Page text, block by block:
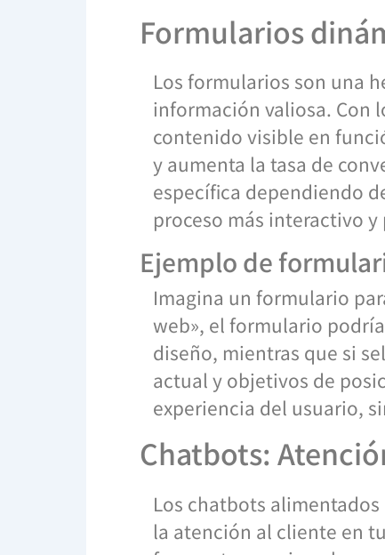
Formularios
Los formularios son una
información valiosa. Con
contenido visible en
y aumenta la tasa de
específica dependiendo
proceso más interactivo
Ejemplo de
Imagina un formulario
web», el formulario
diseño, mientras que si
actual y objetivos de
experiencia del usuario,
Chatbots:
Los chatbots
la atención al cliente en